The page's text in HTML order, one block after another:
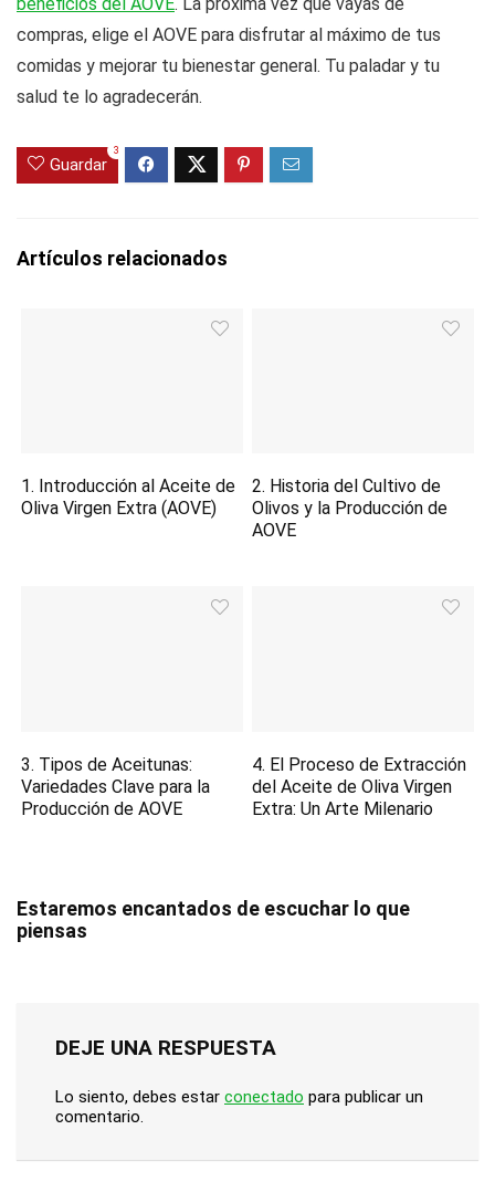
compras, elige el AOVE para disfrutar al máximo de tus
comidas y mejorar tu bienestar general. Tu paladar y tu
salud te lo agradecerán.
Guardar
3
Artículos relacionados
1. Introducción al Aceite de
Oliva Virgen Extra (AOVE)
2. Historia del Cultivo de
Olivos y la Producción de
AOVE
3. Tipos de Aceitunas:
Variedades Clave para la
Producción de AOVE
4. El Proceso de Extracción
del Aceite de Oliva Virgen
Extra: Un Arte Milenario
Estaremos encantados de escuchar lo que
piensas
DEJE UNA RESPUESTA
Lo siento, debes estar conectado para publicar un
comentario.